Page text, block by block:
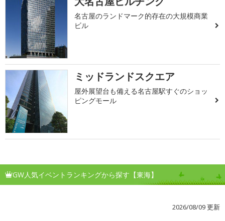
名古屋のランドマーク的存在の大規模商業
ビル
ミッドランドスクエア
屋外展望台も備える名古屋駅すぐのショッ
ピングモール
GW人気イベントランキングから探す【東海】
2026/08/09 更新